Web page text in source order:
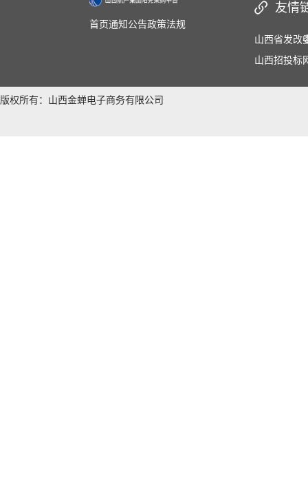
首页通知公告政策法规
友情
山西省发改
山西招投标
版权所有：山西金蝉电子商务有限公司